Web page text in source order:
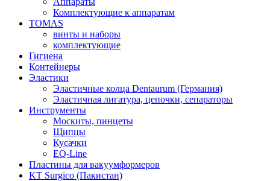
Комплектующие к аппаратам
TOMAS
винты и наборы
комплектующие
Гигиена
Контейнеры
Эластики
Эластичные колца Dentaurum (Германия)
Эластичная лигатура, цепочки, сепараторы
Инструменты
Москиты, пинцеты
Щипцы
Кусачки
EQ-Line
Пластины для вакуумформеров
KT Surgico (Пакистан)